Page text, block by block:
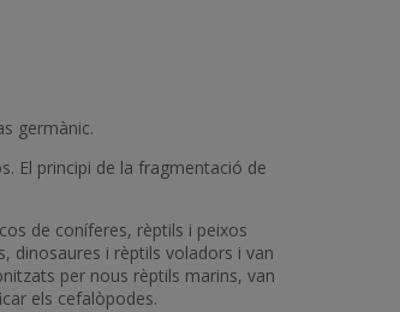
germànic.
El principi de la fragmentació de
de coníferes, rèptils i peixos
dinosaures i rèptils voladors i van
per nous rèptils marins, van
els cefalòpodes.